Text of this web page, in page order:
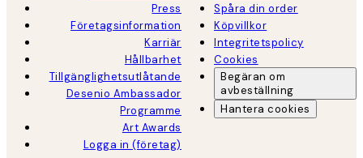
Press
Företagsinformation
Karriär
Hållbarhet
Tillgänglighetsutlåtande
Desenio Ambassador
Programme
Art Awards
Logga in (företag)
Spåra din order
Köpvillkor
Integritetspolicy
Cookies
Begäran om
avbeställning
Hantera cookies